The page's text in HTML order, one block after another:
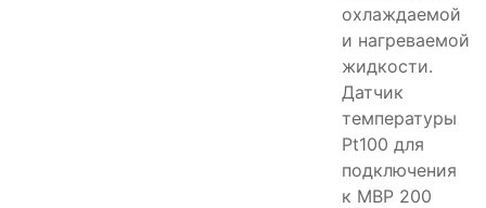
охлаждаемой
и нагреваемой
жидкости.
Датчик
температуры
Pt100 для
подключения
к MBP 200